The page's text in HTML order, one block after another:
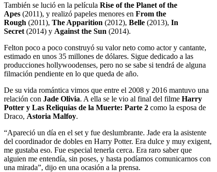
También se lució en la película Rise of the Planet of the
Apes (2011), y realizó papeles menores en From the
Rough (2011), The Apparition (2012), Belle (2013), In
Secret (2014) y Against the Sun (2014).
Felton poco a poco construyó su valor neto como actor y cantante,
estimado en unos 35 millones de dólares. Sigue dedicado a las
producciones hollywoodenses, pero no se sabe si tendrá de alguna
filmación pendiente en lo que queda de año.
De su vida romántica vimos que entre el 2008 y 2016 mantuvo una
relación con Jade Olivia. A ella se le vio al final del filme Harry
Potter y Las Reliquias de la Muerte: Parte 2 como la esposa de
Draco, Astoria Malfoy.
“Apareció un día en el set y fue deslumbrante. Jade era la asistente
del coordinador de dobles en Harry Potter. Era dulce y muy exigent,
me gustaba eso. Fue especial tenerla cerca. Era raro saber que
alguien me entendía, sin poses, y hasta podíamos comunicarnos con
una mirada”, dijo en una ocasión a la prensa.